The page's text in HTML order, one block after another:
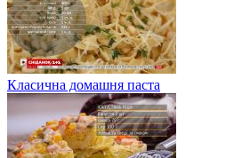
Класична домашня паста